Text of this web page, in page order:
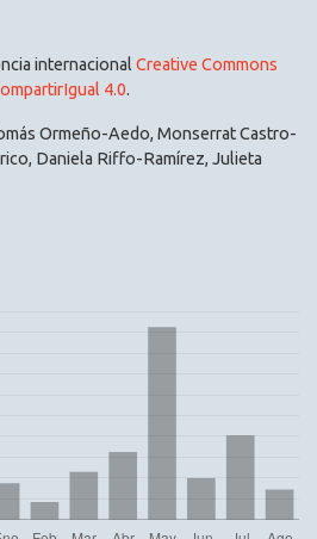
internacional Creative Commons
4.0.
Ormeño-Aedo, Monserrat Castro-
Daniela Riffo-Ramírez, Julieta